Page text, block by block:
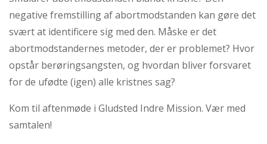
1.7:
Perspektiver
os
2.1:
Aktioner
2.2:
Tidligere
2.3:
Organisation
negative fremstilling af abortmodstanden kan gøre det
svært at identificere sig med den. Måske er det
abortmodstandernes metoder, der er problemet? Hvor
opstår berøringsangsten, og hvordan bliver forsvaret
for de ufødte (igen) alle kristnes sag?
Kom til aftenmøde i Gludsted Indre Mission. Vær med
samtalen!